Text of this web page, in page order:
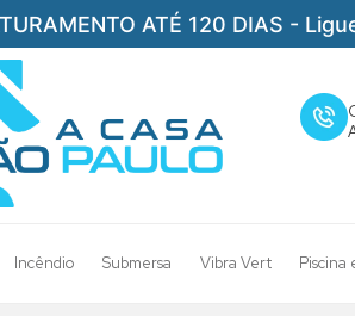
ATÉ 120 DIAS -
Incêndio Submersa Vibra Vert Piscina